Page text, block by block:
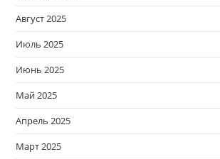
Август 2025
Июль 2025
Июнь 2025
Май 2025
Апрель 2025
Март 2025